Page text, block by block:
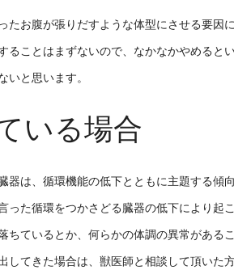
お腹が張りだすような体型にさせる要因に
ことはまずないので、なかなかやめると
と思います。
いる場合
は、循環機能の低下とともに主題する傾向
た循環をつかさどる臓器の低下により起
ているとか、何らかの体調の異常がある
てきた場合は、獣医師と相談して頂いた